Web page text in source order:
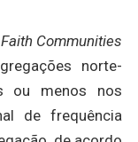
Faith Communities
norte-
ou menos nos
de frequência